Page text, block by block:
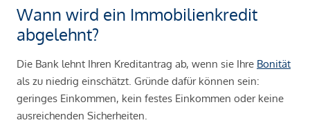
Wann wird ein Immobilienkredit
abgelehnt?
Die Bank lehnt Ihren Kreditantrag ab, wenn sie Ihre Bonität
als zu niedrig einschätzt. Gründe dafür können sein:
geringes Einkommen, kein festes Einkommen oder keine
ausreichenden Sicherheiten.